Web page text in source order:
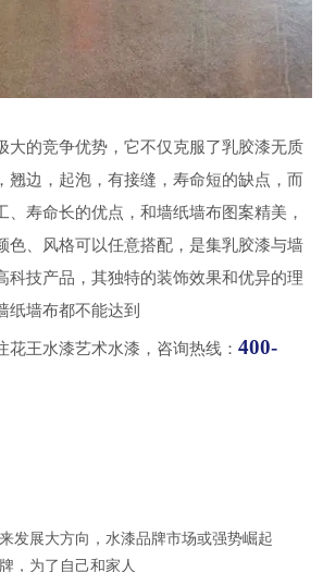
大的竞争优势，它不仅克服了乳胶漆无质
翘边，起泡，有接缝，寿命短的缺点，而
、寿命长的优点，和墙纸墙布图案精美，
色、风格可以任意搭配，是集乳胶漆与墙
科技产品，其独特的装饰效果和优异的理
纸墙布都不能达到
花王水漆艺术水漆，咨询热线： 400-
发展大方向，水漆品牌市场或强势崛起
，为了自己和家人